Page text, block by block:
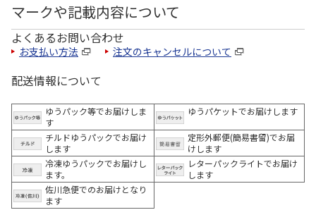
マークや記載内容について
よくあるお問い合わせ
お支払い方法 注文のキャンセルについて
配送情報について
ゆうパック等でお届けしま
す
ゆうパケットでお届けします
チルドゆうパックでお届け
します
定形外郵便(簡易書留)でお届
けします
冷凍ゆうパックでお届けし
ます。
レターパックライトでお届け
します
佐川急便でのお届けとなり
ます